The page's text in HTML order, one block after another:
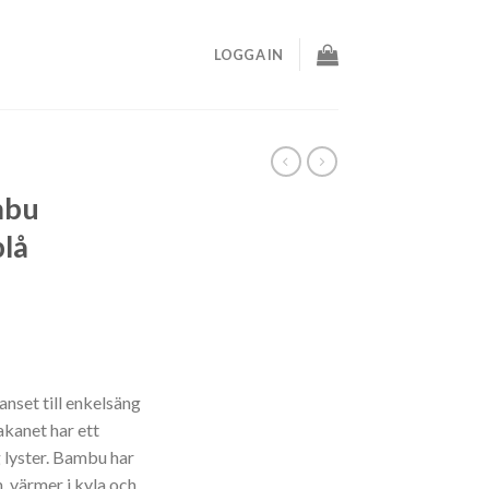
LOGGA IN
till enkelsäng
har ett
Bambu har
värmer i kyla och